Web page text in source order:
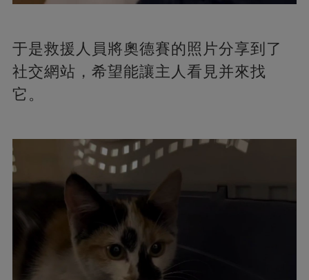
于是救援人員將奧德賽的照片分享到了
社交網站，希望能讓主人看見并來找
它。